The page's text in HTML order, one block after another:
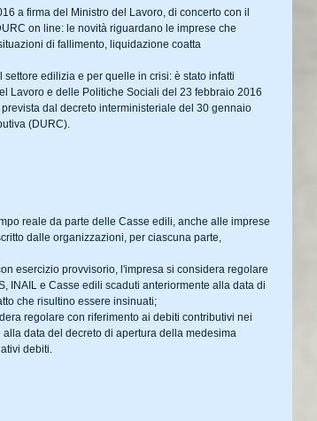
a firma del Ministro del Lavoro, di concerto con il
on line: le novità riguardano le imprese che
di fallimento, liquidazione coatta
edilizia e per quelle in crisi: è stato infatti
Lavoro e delle Politiche Sociali del 23 febbraio 2016
dal decreto interministeriale del 30 gennaio
(DURC).
reale da parte delle Casse edili, anche alle imprese
dalle organizzazioni, per ciascuna parte,
esercizio provvisorio, l'impresa si considera regolare
INAIL e Casse edili scaduti anteriormente alla data di
che risultino essere insinuati;
regolare con riferimento ai debiti contributivi nei
data del decreto di apertura della medesima
debiti.